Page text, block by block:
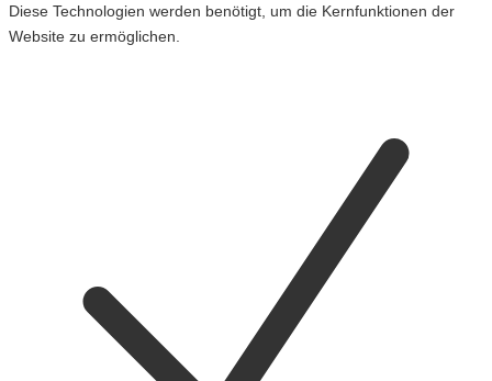
Diese Technologien werden benötigt, um die Kernfunktionen der
Website zu ermöglichen.